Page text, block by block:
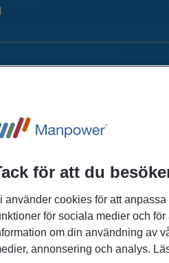
vi tillsammans för alla
vi ytterligare kollegor för
för att du
använder cookies för att
för sociala medier och
om din användning av
annonsering och analys.